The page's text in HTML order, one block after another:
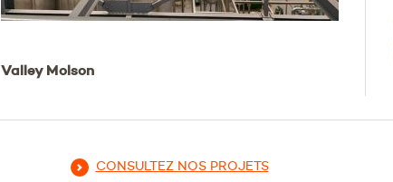
Valley Molson
CONSULTEZ NOS PROJETS